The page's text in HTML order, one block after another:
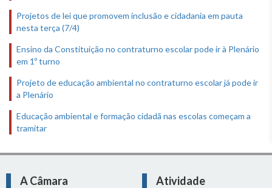
Projetos de lei que promovem inclusão e cidadania em pauta
nesta terça (7/4)
Ensino da Constituição no contraturno escolar pode ir à Plenário
em 1º turno
Projeto de educação ambiental no contraturno escolar já pode ir
a Plenário
Educação ambiental e formação cidadã nas escolas começam a
tramitar
A Câmara
Atividade